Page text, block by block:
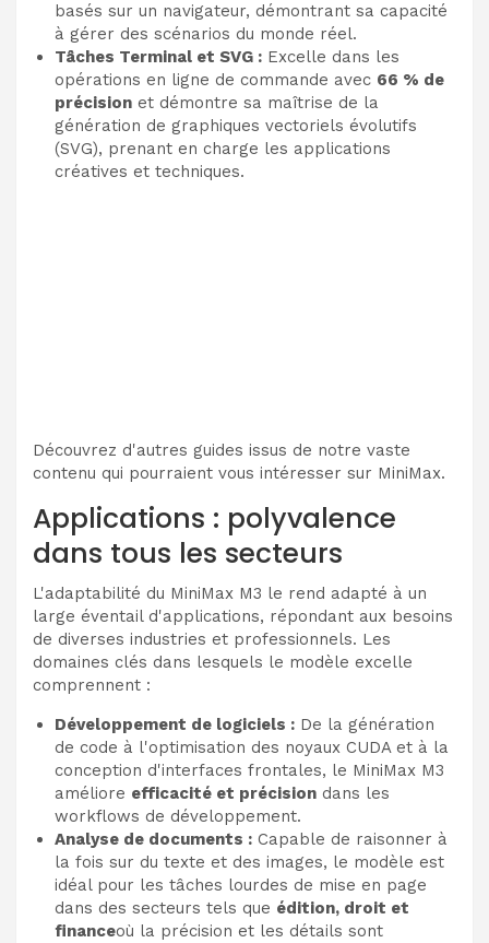
basés sur un navigateur, démontrant sa capacité
à gérer des scénarios du monde réel.
Tâches Terminal et SVG : Excelle dans les
opérations en ligne de commande avec 66 % de
précision et démontre sa maîtrise de la
génération de graphiques vectoriels évolutifs
(SVG), prenant en charge les applications
créatives et techniques.
Découvrez d'autres guides issus de notre vaste
contenu qui pourraient vous intéresser sur MiniMax.
Applications : polyvalence
dans tous les secteurs
L'adaptabilité du MiniMax M3 le rend adapté à un
large éventail d'applications, répondant aux besoins
de diverses industries et professionnels. Les
domaines clés dans lesquels le modèle excelle
comprennent :
Développement de logiciels : De la génération
de code à l'optimisation des noyaux CUDA et à la
conception d'interfaces frontales, le MiniMax M3
améliore efficacité et précision dans les
workflows de développement.
Analyse de documents : Capable de raisonner à
la fois sur du texte et des images, le modèle est
idéal pour les tâches lourdes de mise en page
dans des secteurs tels que édition, droit et
financeoù la précision et les détails sont